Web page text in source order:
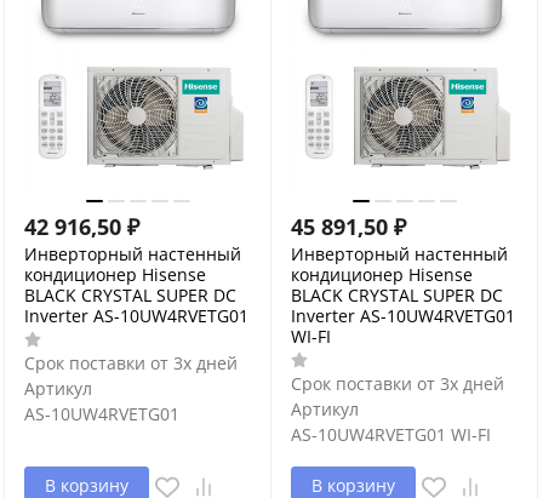
42 916,50 ₽
Инверторный настенный
кондиционер Hisense
BLACK CRYSTAL SUPER DC
Inverter AS-10UW4RVETG01
Срок поставки от 3х дней
Артикул
AS-10UW4RVETG01
В корзину
45 891,50 ₽
Инверторный настенный
кондиционер Hisense
BLACK CRYSTAL SUPER DC
Inverter AS-10UW4RVETG01
WI-FI
Срок поставки от 3х дней
Артикул
AS-10UW4RVETG01 WI-FI
В корзину